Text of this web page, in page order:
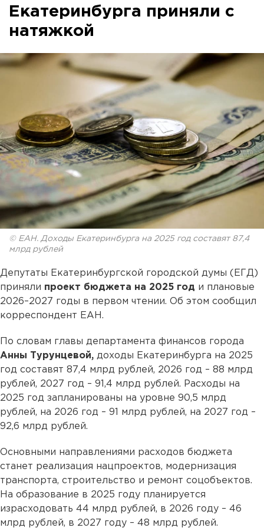
Екатеринбурга приняли с
натяжкой
© ЕАН. Доходы Екатеринбурга на 2025 год составят 87,4
млрд рублей
Депутаты Екатеринбургской городской думы (ЕГД)
приняли проект бюджета на 2025 год и плановые
2026–2027 годы в первом чтении. Об этом сообщил
корреспондент ЕАН.
По словам главы департамента финансов города
Анны Турунцевой, доходы Екатеринбурга на 2025
год составят 87,4 млрд рублей, 2026 год – 88 млрд
рублей, 2027 год – 91,4 млрд рублей. Расходы на
2025 год запланированы на уровне 90,5 млрд
рублей, на 2026 год – 91 млрд рублей, на 2027 год –
92,6 млрд рублей.
Основными направлениями расходов бюджета
станет реализация нацпроектов, модернизация
транспорта, строительство и ремонт соцобъектов.
На образование в 2025 году планируется
израсходовать 44 млрд рублей, в 2026 году – 46
млрд рублей, в 2027 году – 48 млрд рублей.